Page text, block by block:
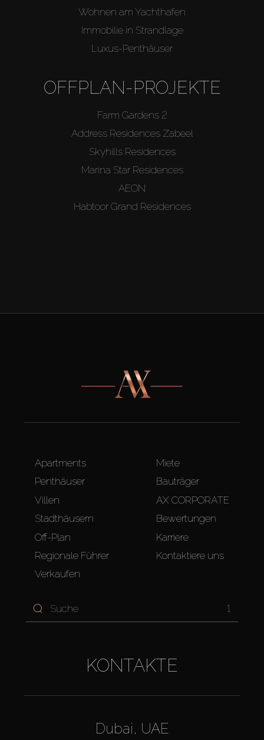
Wohnen am Yachthafen
Immobilie in Strandlage
Luxus-Penthäuser
OFFPLAN-PROJEKTE
Farm Gardens 2
Address Residences Zabeel
Skyhills Residences
Marina Star Residences
AEON
Habtoor Grand Residences
Apartments
Penthäuser
Villen
Stadthäusern
Off-Plan
Regionale Führer
Verkaufen
Miete
Bauträger
AX CORPORATE
Bewertungen
Karriere
Kontaktiere uns
1
KONTAKTE
Dubai, UAE